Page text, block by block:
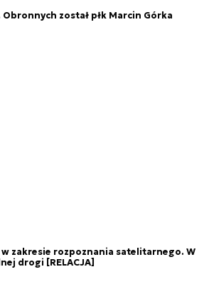
Obronnych został płk Marcin Górka
zakresie rozpoznania satelitarnego. W
drogi [RELACJA]